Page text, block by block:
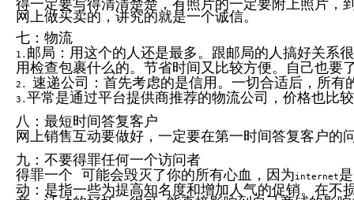
得一定要写得清清楚楚，有照片的一定要附上照片，
网上做买卖的，讲究的就是一个诚信。
七：物流
1. 邮局：用这个的人还是最多。跟邮局的人搞好关系
用检查包裹什么的。节省时间又比较方便。自己也要
2. 速递公司：首先考虑的是信用。一切合适后，所有
3. 平常是通过平台提供商推荐的物流公司，价格也比
八：最短时间答复客户
网上销售互动要做好，一定要在第一时间答复客户的
九：不要得罪任何一个访问者
得罪一个 可能会毁灭了你的所有心血，因为internet
动：是指一些为提高知名度和增加人气的促销。在不